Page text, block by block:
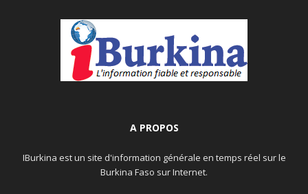
A PROPOS
IBurkina est un site d'information générale en temps réel sur le
Burkina Faso sur Internet.